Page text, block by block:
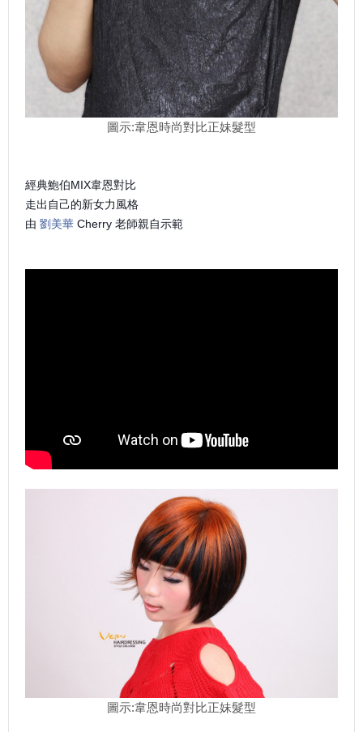
圖示:韋恩時尚對比正妹髮型
經典鮑伯MIX韋恩對比
走出自己的新女力風格
由 劉美華 Cherry 老師親自示範
圖示:韋恩時尚對比正妹髮型